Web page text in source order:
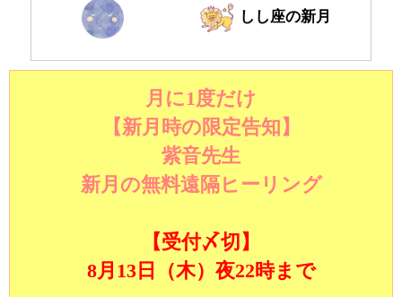
しし座の新月
月に1度だけ
【新月時の限定告知】
紫音先生
新月の無料遠隔ヒーリング
【受付〆切】
8月13日（木）夜22時まで